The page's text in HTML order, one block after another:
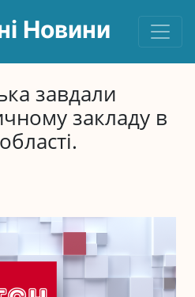
Новини
завдали
закладу в